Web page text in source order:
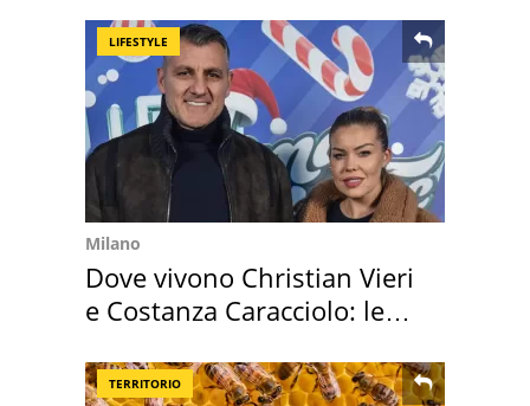
LIFESTYLE
Milano
Dove vivono Christian Vieri
e Costanza Caracciolo: le
TERRITORIO